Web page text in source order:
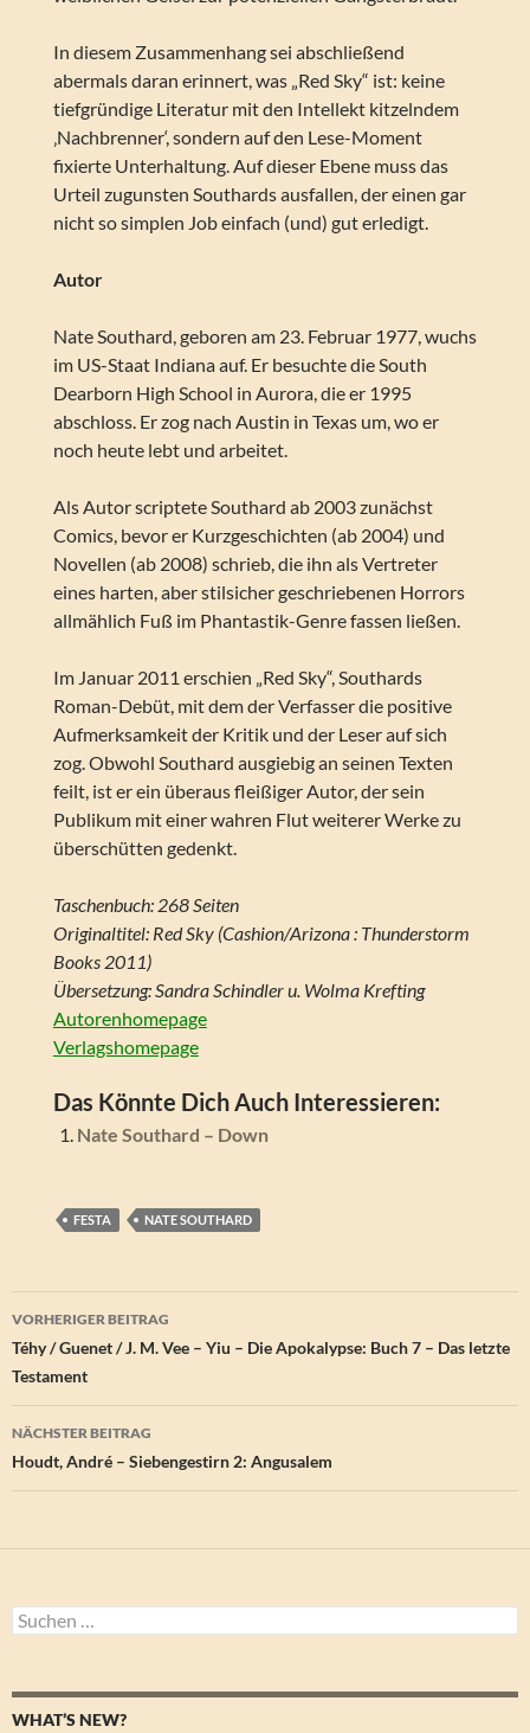
In diesem Zusammenhang sei abschließend
abermals daran erinnert, was „Red Sky“ ist: keine
tiefgründige Literatur mit den Intellekt kitzelndem
‚Nachbrenner‘, sondern auf den Lese-Moment
fixierte Unterhaltung. Auf dieser Ebene muss das
Urteil zugunsten Southards ausfallen, der einen gar
nicht so simplen Job einfach (und) gut erledigt.
Autor
Nate Southard, geboren am 23. Februar 1977, wuchs
im US-Staat Indiana auf. Er besuchte die South
Dearborn High School in Aurora, die er 1995
abschloss. Er zog nach Austin in Texas um, wo er
noch heute lebt und arbeitet.
Als Autor scriptete Southard ab 2003 zunächst
Comics, bevor er Kurzgeschichten (ab 2004) und
Novellen (ab 2008) schrieb, die ihn als Vertreter
eines harten, aber stilsicher geschriebenen Horrors
allmählich Fuß im Phantastik-Genre fassen ließen.
Im Januar 2011 erschien „Red Sky“, Southards
Roman-Debüt, mit dem der Verfasser die positive
Aufmerksamkeit der Kritik und der Leser auf sich
zog. Obwohl Southard ausgiebig an seinen Texten
feilt, ist er ein überaus fleißiger Autor, der sein
Publikum mit einer wahren Flut weiterer Werke zu
überschütten gedenkt.
Taschenbuch: 268 Seiten
Originaltitel: Red Sky (Cashion/Arizona : Thunderstorm
Books 2011)
Übersetzung: Sandra Schindler u. Wolma Krefting
Autorenhomepage
Verlagshomepage
Das Könnte Dich Auch Interessieren:
Nate Southard – Down
FESTA NATE SOUTHARD
Beitragsnavigation
VORHERIGER BEITRAG
Téhy / Guenet / J. M. Vee – Yiu – Die Apokalypse: Buch 7 – Das letzte
Testament
NÄCHSTER BEITRAG
Houdt, André – Siebengestirn 2: Angusalem
Suchen
nach:
WHAT’S NEW?